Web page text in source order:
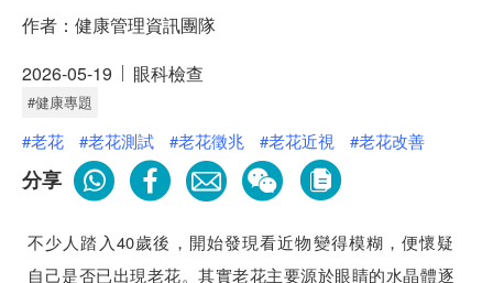
作者： 健康管理資訊團隊
2026-05-19
眼科檢查
#健康專題
#老花 #老花測試 #老花徵兆 #老花近視 #老花改善
分享
不少人踏入40歲後，開始發現看近物變得模糊，便懷疑
自己是否已出現老花。其實老花主要源於眼睛的水晶體逐